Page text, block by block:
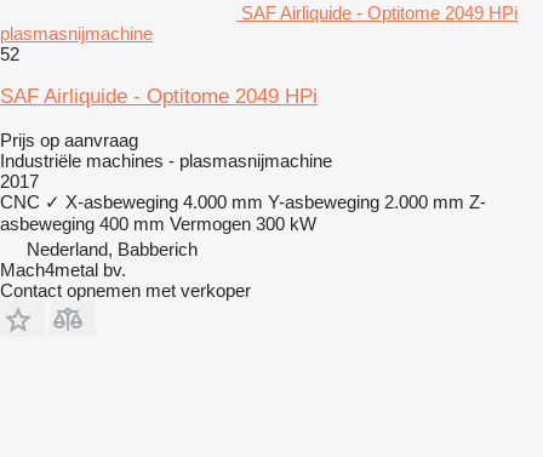
SAF Airliquide - Optitome 2049 HPi
plasmasnijmachine
52
SAF Airliquide - Optitome 2049 HPi
Prijs op aanvraag
Industriële machines - plasmasnijmachine
2017
CNC ✓ X-asbeweging 4.000 mm Y-asbeweging 2.000 mm Z-
asbeweging 400 mm Vermogen 300 kW
Nederland, Babberich
Mach4metal bv.
Contact opnemen met verkoper